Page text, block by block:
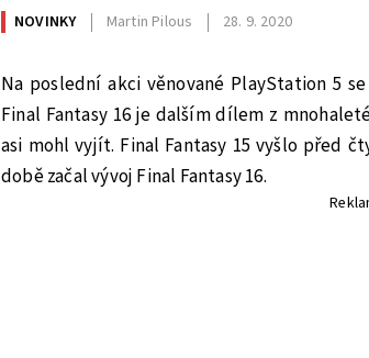
NOVINKY Martin Pilous 28. 9. 2020
Na poslední akci věnované PlayStation 5
Final Fantasy 16 je dalším dílem z
asi mohl vyjít. Final Fantasy 15 vyšlo před
době začal vývoj Final Fantasy 16.